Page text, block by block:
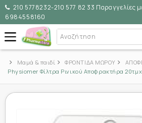
210 5778232-210 577 82 33 Παραγγελίες
6984558160
Μαμά & παιδί ΦΡΟΝΤΙΔΑ ΜΩΡΟΥ
Physiomer Φίλτρα Ρινικού Αποφρακτήρα 20τμχ